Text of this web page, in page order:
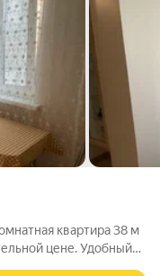
квартира 38 м